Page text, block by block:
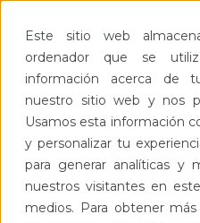
Este sitio web
ordenador que se
información acerca de
nuestro sitio web y nos
Usamos esta información
y personalizar tu
para generar analíticas y
nuestros visitantes en
medios. Para obtener